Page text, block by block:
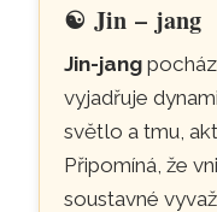
☯Jin – jang
Jin-jang
vyjadřuje
světlo a tmu,
Připomíná, že
soustavné